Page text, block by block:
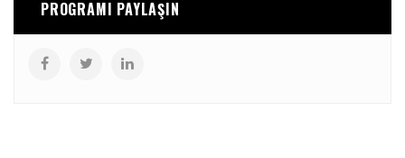
PROGRAMI PAYLAŞIN